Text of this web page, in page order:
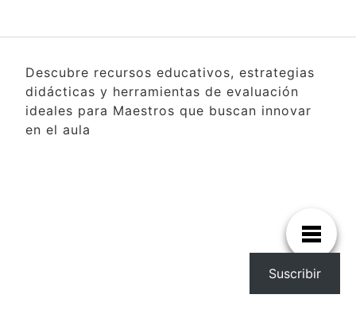
Descubre recursos educativos, estrategias
didácticas y herramientas de evaluación
ideales para Maestros que buscan innovar
en el aula
Suscribir